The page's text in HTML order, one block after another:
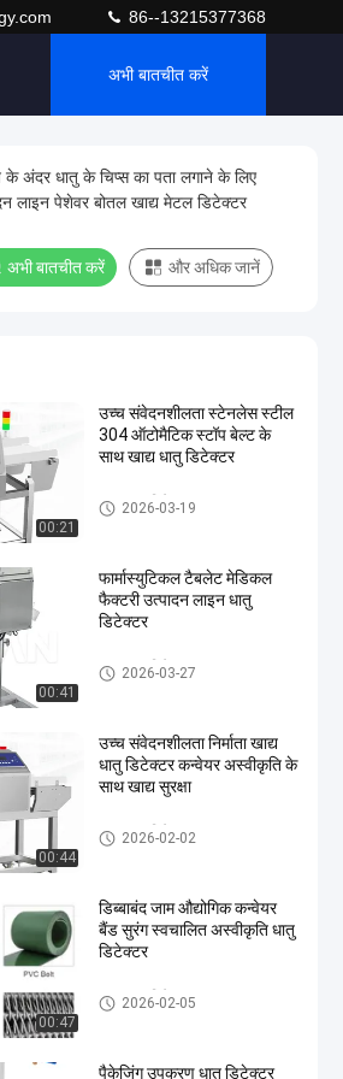
86--13215377368
अभी बातचीत करें
के अंदर धातु के चिप्स का पता लगाने के लिए
लाइन पेशेवर बोतल खाद्य मेटल डिटेक्टर
अभी बातचीत करें और अधिक जानें
00:21
उच्च संवेदनशीलता स्टेनलेस स्टील
304 ऑटोमैटिक स्टॉप बेल्ट के
साथ खाद्य धातु डिटेक्टर
खाद्य धातु डिटेक्टर
2026-03-19
00:41
फार्मास्युटिकल टैबलेट मेडिकल
फैक्टरी उत्पादन लाइन धातु
डिटेक्टर
खाद्य धातु डिटेक्टर
2026-03-27
00:44
उच्च संवेदनशीलता निर्माता खाद्य
धातु डिटेक्टर कन्वेयर अस्वीकृति के
साथ खाद्य सुरक्षा
खाद्य धातु डिटेक्टर
2026-02-02
00:47
डिब्बाबंद जाम औद्योगिक कन्वेयर
बैंड सुरंग स्वचालित अस्वीकृति धातु
डिटेक्टर
खाद्य धातु डिटेक्टर
2026-02-05
पैकेजिंग उपकरण धातु डिटेक्टर